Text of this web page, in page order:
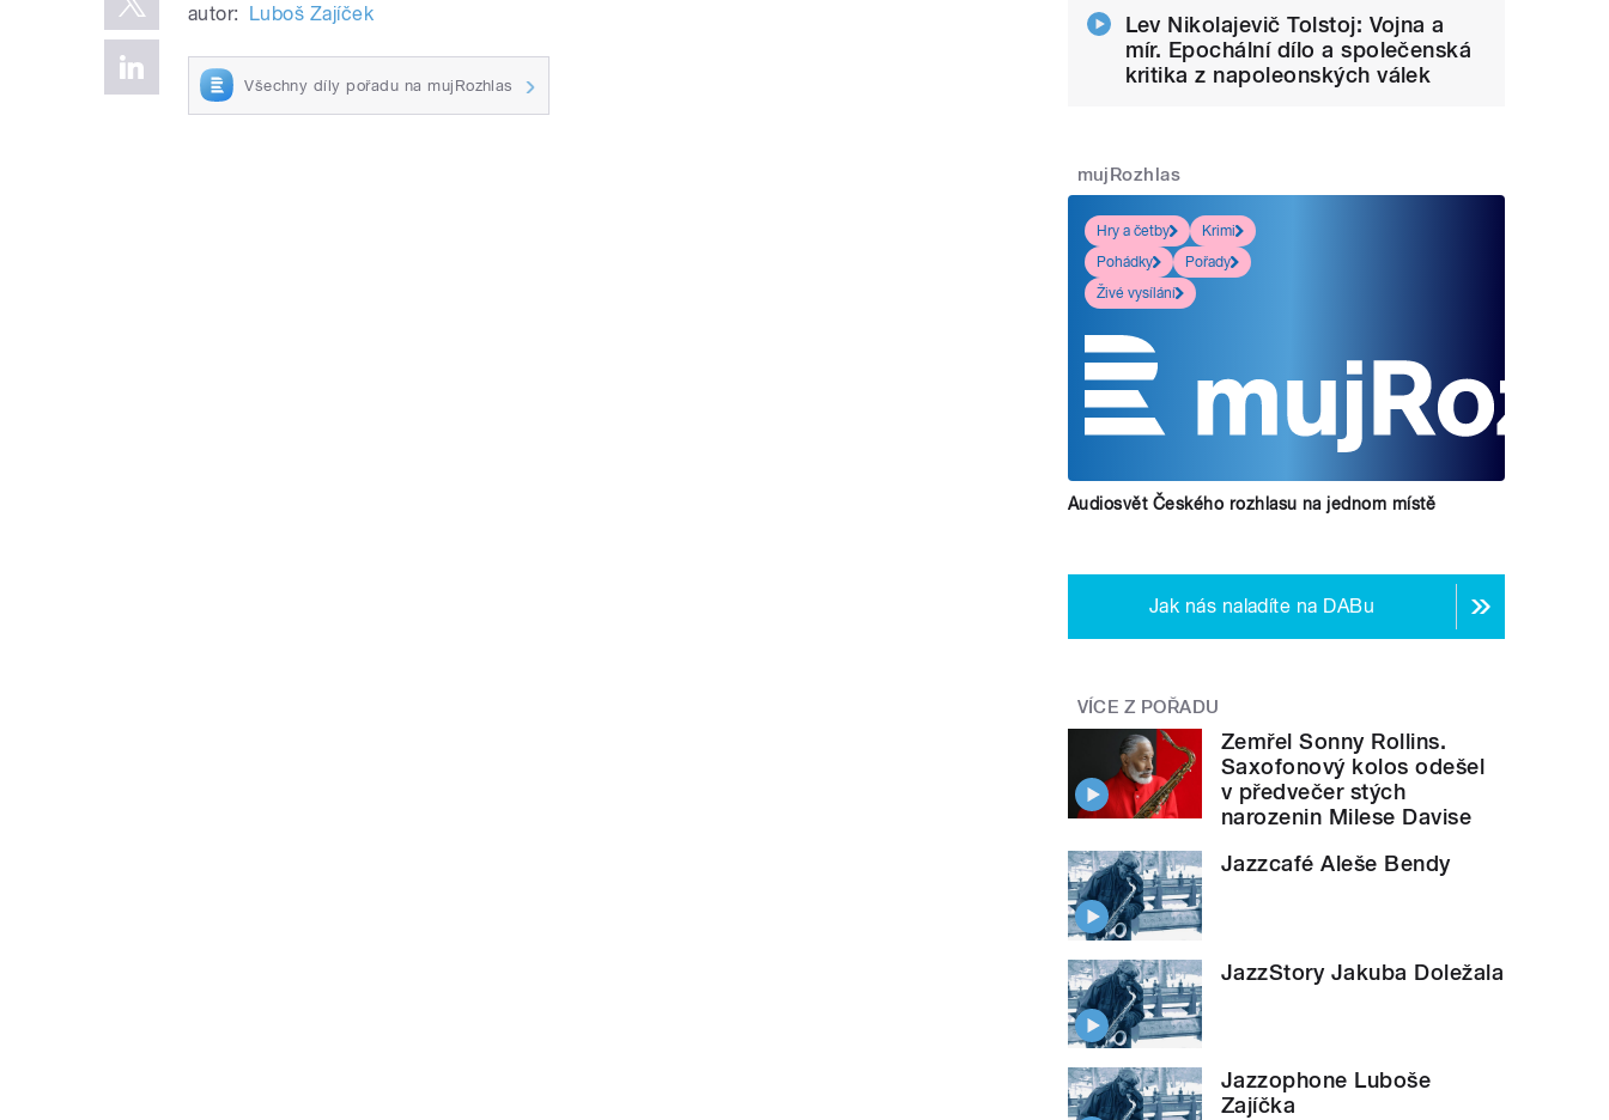
autor: Luboš Zajíček
Všechny díly pořadu na mujRozhlas
Lev Nikolajevič Tolstoj: Vojna a
mír. Epochální dílo a společenská
kritika z napoleonských válek
mujRozhlas
Hry a četby
Krimi
Pohádky
Pořady
Živé vysílání
Audiosvět Českého rozhlasu na jednom místě
Jak nás naladíte na DABu
VÍCE Z POŘADU
Zemřel Sonny Rollins.
Saxofonový kolos odešel
v předvečer stých
narozenin Milese Davise
Jazzcafé Aleše Bendy
JazzStory Jakuba Doležala
Jazzophone Luboše
Zajíčka